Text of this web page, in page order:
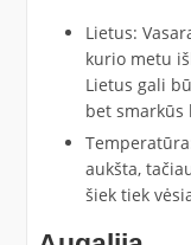
Lietus:
kurio metu
Lietus gali
bet
aukšta,
šiek tiek